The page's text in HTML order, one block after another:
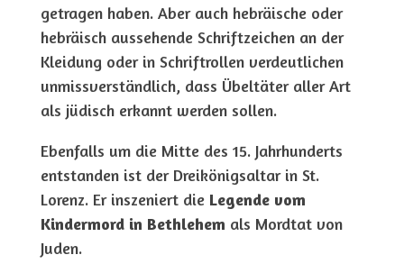
getragen haben. Aber auch hebräische oder
hebräisch aussehende Schriftzeichen an der
Kleidung oder in Schriftrollen verdeutlichen
unmissverständlich, dass Übeltäter aller Art
als jüdisch erkannt werden sollen.
Ebenfalls um die Mitte des 15. Jahrhunderts
entstanden ist der Dreikönigsaltar in St.
Lorenz. Er inszeniert die Legende vom
Kindermord in Bethlehem als Mordtat von
Juden.